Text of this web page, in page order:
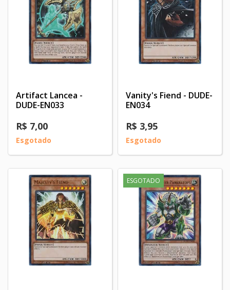
Artifact Lancea -
DUDE-EN033
R$ 7,00
Esgotado
Vanity's Fiend - DUDE-
EN034
R$ 3,95
Esgotado
ESGOTADO